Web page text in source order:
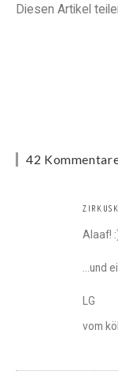
Diesen Artikel
42
Alaaf!
…und
LG
vom